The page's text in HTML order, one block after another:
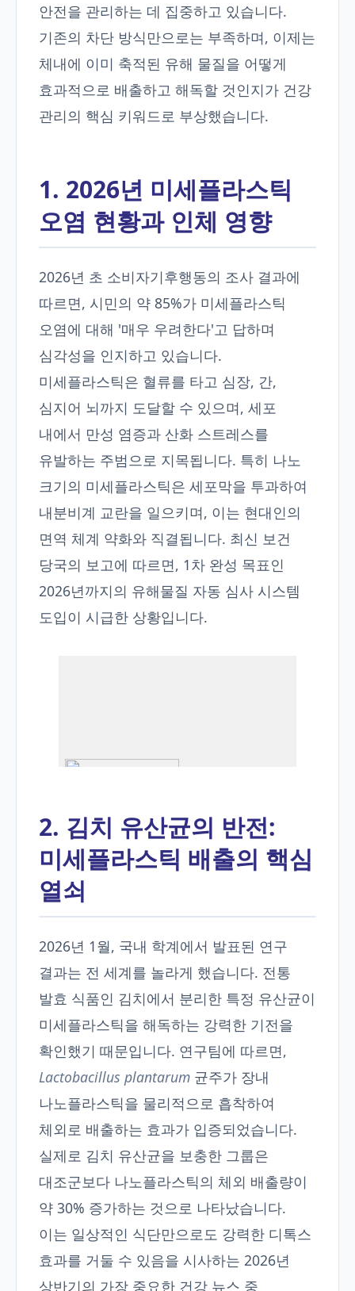
안전을 관리하는 데 집중하고 있습니다.
기존의 차단 방식만으로는 부족하며, 이제는
체내에 이미 축적된 유해 물질을 어떻게
효과적으로 배출하고 해독할 것인지가 건강
관리의 핵심 키워드로 부상했습니다.
1. 2026년 미세플라스틱
오염 현황과 인체 영향
2026년 초 소비자기후행동의 조사 결과에
따르면, 시민의 약 85%가 미세플라스틱
오염에 대해 '매우 우려한다'고 답하며
심각성을 인지하고 있습니다.
미세플라스틱은 혈류를 타고 심장, 간,
심지어 뇌까지 도달할 수 있으며, 세포
내에서 만성 염증과 산화 스트레스를
유발하는 주범으로 지목됩니다. 특히 나노
크기의 미세플라스틱은 세포막을 투과하여
내분비계 교란을 일으키며, 이는 현대인의
면역 체계 약화와 직결됩니다. 최신 보건
당국의 보고에 따르면, 1차 완성 목표인
2026년까지의 유해물질 자동 심사 시스템
도입이 시급한 상황입니다.
2. 김치 유산균의 반전:
미세플라스틱 배출의 핵심
열쇠
2026년 1월, 국내 학계에서 발표된 연구
결과는 전 세계를 놀라게 했습니다. 전통
발효 식품인 김치에서 분리한 특정 유산균이
미세플라스틱을 해독하는 강력한 기전을
확인했기 때문입니다. 연구팀에 따르면,
Lactobacillus plantarum 균주가 장내
나노플라스틱을 물리적으로 흡착하여
체외로 배출하는 효과가 입증되었습니다.
실제로 김치 유산균을 보충한 그룹은
대조군보다 나노플라스틱의 체외 배출량이
약 30% 증가하는 것으로 나타났습니다.
이는 일상적인 식단만으로도 강력한 디톡스
효과를 거둘 수 있음을 시사하는 2026년
상반기의 가장 중요한 건강 뉴스 중